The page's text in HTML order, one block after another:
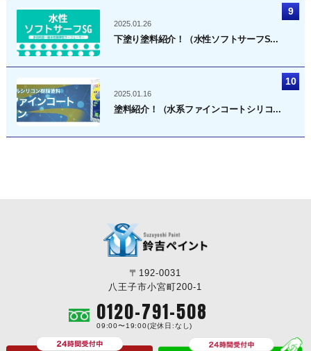
2025.01.26
下塗り塗料紹介！（水性ソフトサーフS...
2025.01.16
塗料紹介！（水系ファインコートシリコ...
〒192-0031
八王子市小宮町200-1
0120-791-508
09:00〜19:00(定休日:なし)